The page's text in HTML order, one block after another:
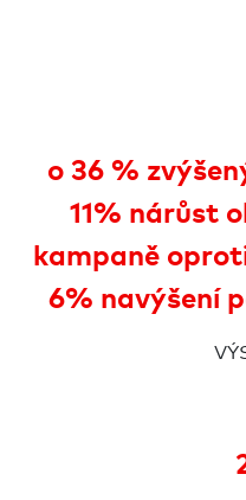
o 36 %
11% nárůst
kampaně
6% navýšení